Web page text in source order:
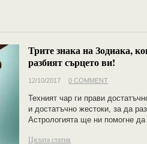
Трите знака на Зодиака,
разбият сърцето ви!
12/10/2017 0 COMMENT
Техният чар ги прави
и достатъчно жестоки, за да
Астрологията ще ни помогне
Цялата статия